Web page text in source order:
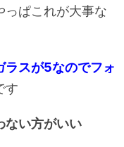
っぱこれが大事な
ラスが5なのでフォ
す
い方がいい